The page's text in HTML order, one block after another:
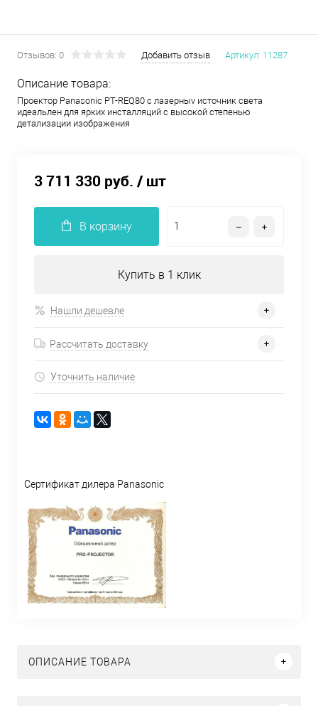
Отзывов: 0 Добавить отзыв Артикул: 11287
Описание товара:
Проектор Panasonic PT-REQ80 c лазерныv источник света
идеальлен для ярких инсталляций с высокой степенью
детализации изображения
3 711 330 руб. / шт
В корзину
Купить в 1 клик
Нашли дешевле
Рассчитать доставку
Уточнить наличие
Сертификат дилера Panasonic
ОПИСАНИЕ ТОВАРА